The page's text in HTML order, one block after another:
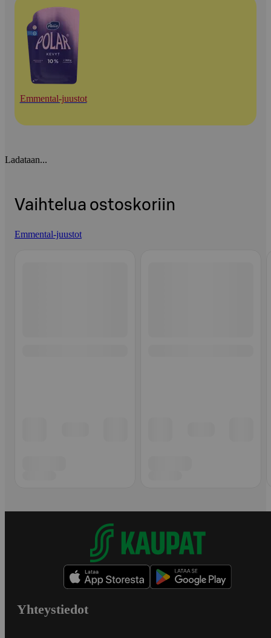
Emmental-juustot
Ladataan...
Vaihtelua ostoskoriin
Emmental-juustot
Yhteystiedot